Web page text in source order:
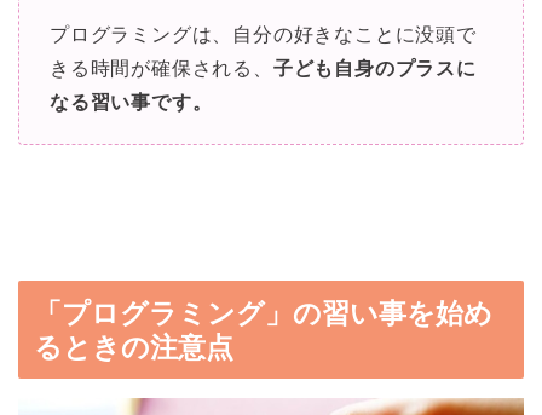
プログラミングは、自分の好きなことに没頭で
きる時間が確保される、 子ども自身のプラスに
なる習い事です。
「プログラミング」の習い事を始め
るときの注意点